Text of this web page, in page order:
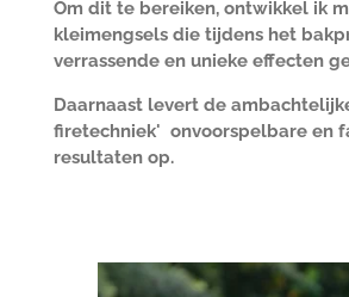
Om dit te bereiken, ontwikkel ik
kleimengsels die tijdens het
verrassende en unieke effecten
Daarnaast levert de
firetechniek' onvoorspelbare en
resultaten op.